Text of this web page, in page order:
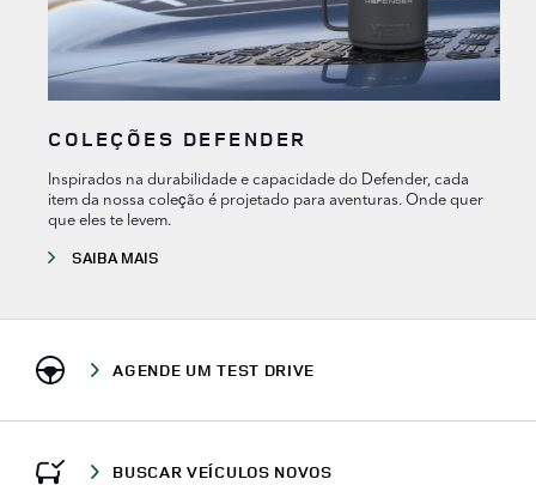
COLEÇÕES DEFENDER
Inspirados na durabilidade e capacidade do Defender, cada
item da nossa coleção é projetado para aventuras. Onde quer
que eles te levem.
SAIBA MAIS
AGENDE UM TEST DRIVE
BUSCAR VEÍCULOS NOVOS